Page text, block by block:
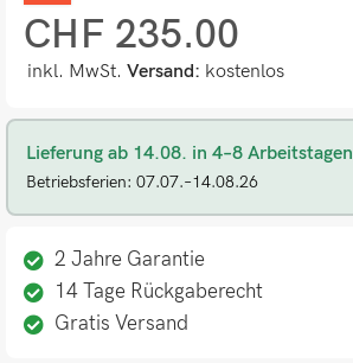
CHF 235.00
inkl. MwSt. Versand: kostenlos
Lieferung ab 14.08. in 4–8 Arbeitstagen
Betriebsferien: 07.07.–14.08.26
2 Jahre Garantie
14 Tage Rückgaberecht
Gratis Versand